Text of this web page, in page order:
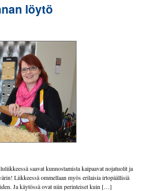
löytö
saavat kunnostamista kaipaavat nojatuolit ja
Liikkeessä ommellaan myös erilaisia irtopäällisiä
Ja käytössä ovat niin perinteiset kuin […]